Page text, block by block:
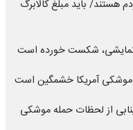
هستند/ باید مبلغ کالابرگ
نمایشی، شکست خورده است
موشکی آمریکا خشمگین است
از لحظات حمله موشکی